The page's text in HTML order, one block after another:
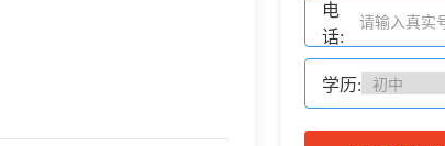
电
话:
学历: